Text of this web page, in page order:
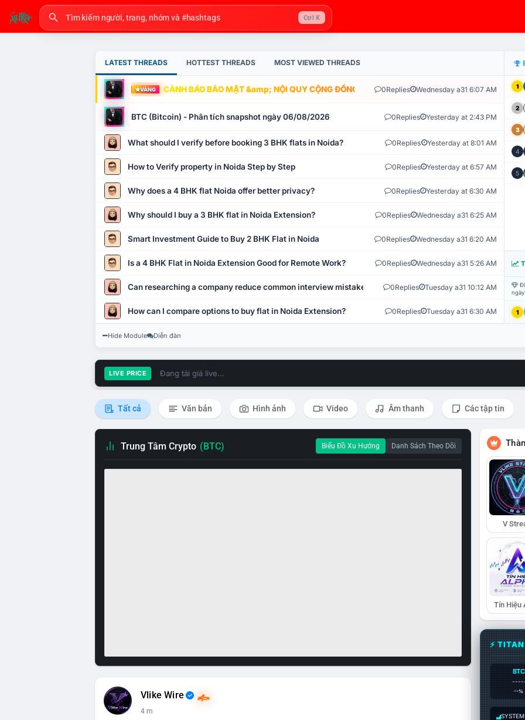
Ctrl K
LATEST THREADS HOTTEST THREADS MOST VIEWED THREADS
VÀNG CẢNH BÁO BẢO MẬT &amp; NỘI QUY CỘNG ĐỒNG VLIKE.VN: HỆ THỐNG GIÁM SÁT TỰ
0Replies Wednesday a31 6:07 AM
BTC (Bitcoin) - Phân tích snapshot ngày 06/08/2026 0Replies Yesterday at 2:43 PM
What should I verify before booking 3 BHK flats in Noida? 0Replies Yesterday at 8:01 AM
How to Verify property in Noida Step by Step 0Replies Yesterday at 6:57 AM
Why does a 4 BHK flat Noida offer better privacy? 0Replies Yesterday at 6:30 AM
Why should I buy a 3 BHK flat in Noida Extension? 0Replies Wednesday a31 6:25 AM
Smart Investment Guide to Buy 2 BHK Flat in Noida 0Replies Wednesday a31 6:20 AM
Is a 4 BHK Flat in Noida Extension Good for Remote Work? 0Replies Wednesday a31 5:26 AM
Can researching a company reduce common interview mistakes? 0Replies Tuesday a31 10:12 AM
How can I compare options to buy flat in Noida Extension? 0Replies Tuesday a31 6:30 AM
1
2
3
4
5
1
Hide Module Diễn đàn
LIVE PRICE Đang tải giá live...
Tất cả Văn bản Hình ảnh Video Âm thanh Các tập tin
Trung Tâm Crypto (BTC) Biểu Đồ Xu Hướng Danh Sách Theo Dõi
Vlike Wire
4 m
V
Tín Hiệu
⚡
BTC
--%